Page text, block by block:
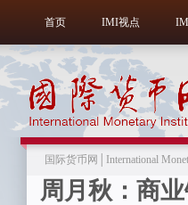
首页 IMI视点
国际货币网│International
周月秋：商